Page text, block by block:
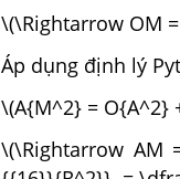
\(\Rightarrow OM
Áp dụng định lý
\(A{M^2} = O{A^2}
\(\Rightarrow AM